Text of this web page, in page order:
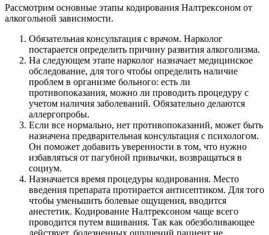
Рассмотрим основные этапы кодирования Налтрексоном от
алкогольной зависимости.
Обязательная консультация с врачом. Нарколог
постарается определить причину развития алкоголизма.
На следующем этапе нарколог назначает медицинское
обследование, для того чтобы определить наличие
проблем в организме больного: есть ли
противопоказания, можно ли проводить процедуру с
учетом наличия заболеваний. Обязательно делаются
аллергопробы.
Если все нормально, нет противопоказаний, может быть
назначена предварительная консультация с психологом.
Он поможет добавить уверенности в том, что нужно
избавляться от пагубной привычки, возвращаться в
социум.
Назначается время процедуры кодирования. Место
введения препарата протирается антисептиком. Для того
чтобы уменьшить болевые ощущения, вводится
анестетик. Кодирование Налтрексоном чаще всего
проводится путем вшивания. Так как обезболивающее